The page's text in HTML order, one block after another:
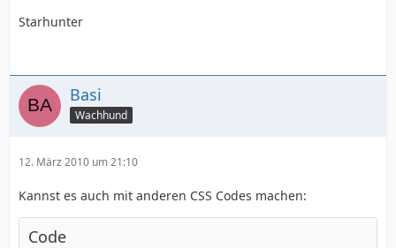
Starhunter
Basi
Wachhund
12. März 2010 um 21:10
Kannst es auch mit anderen CSS Codes machen:
Code